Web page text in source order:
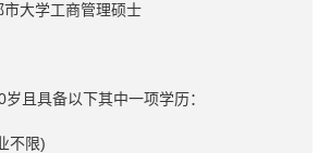
大学工商管理硕士
且具备以下其中一项学历：
不限)